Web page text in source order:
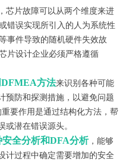
芯片故障可以从两个维度来进
错误实现所引入的人为系统性
事件导致的随机硬件失效故
片设计企业必须严格遵循
DFMEA方法来识别各种可能
预防和探测措施，以避免问题
要作用是通过结构化方法，帮
或潜在错误源头。
全分析和DFA分析，能够
计过程中确定需要增加的安全